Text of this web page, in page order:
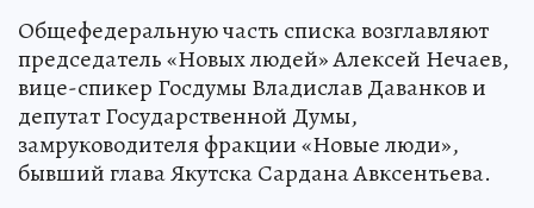
Общефедеральную часть списка возглавляют
председатель «Новых людей» Алексей Нечаев,
вице-спикер Госдумы Владислав Даванков и
депутат Государственной Думы,
замруководителя фракции «Новые люди»,
бывший глава Якутска Сардана Авксентьева.